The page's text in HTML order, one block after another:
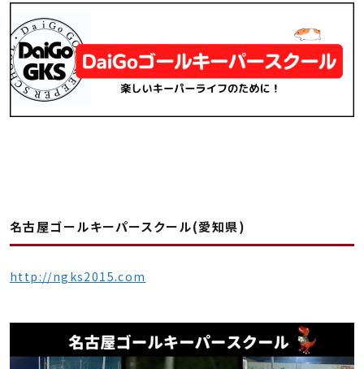
名古屋ゴールキーパースクール(愛知県)
http://ngks2015.com